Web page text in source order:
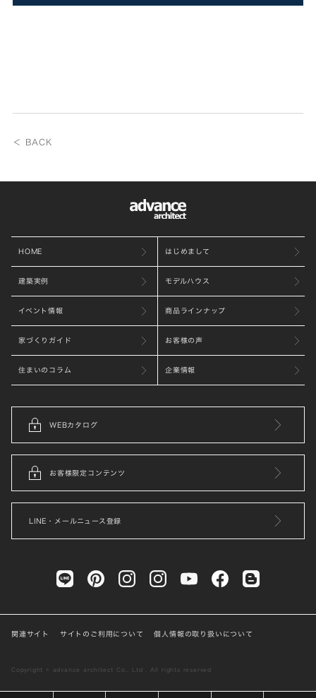
＜ BACK
HOME はじめまして
建築実例 モデルハウス
イベント情報 商品ラインナップ
家づくりガイド お客様の声
住まいのコラム 企業情報
WEBカタログ
お客様限定コンテンツ
LINE・メールニュース登録
関連サイト サイトのご利用について 個人情報の取り扱いについて
Copyright © advance architect Co., Ltd . All rights reserved